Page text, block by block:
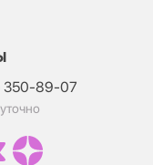
350-89-07